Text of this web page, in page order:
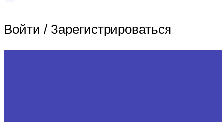
Войти / Зарегистрироваться